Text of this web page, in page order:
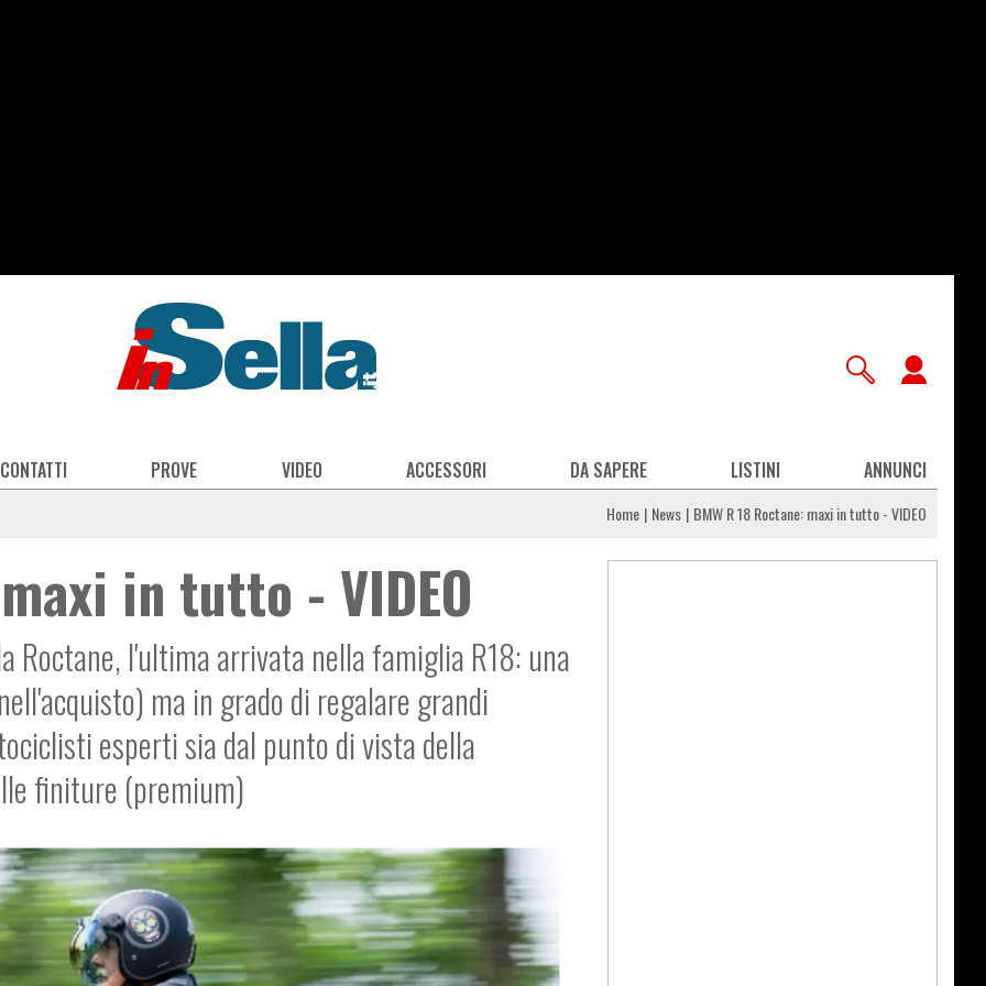
PROVE VIDEO ACCESSORI DA SAPERE LISTINI ANNUNCI
Home News BMW R 18 Roctane: maxi in tutto - VIDEO
in tutto - VIDEO
l'ultima arrivata nella famiglia R18: una
ma in grado di regalare grandi
esperti sia dal punto di vista della
finiture (premium)